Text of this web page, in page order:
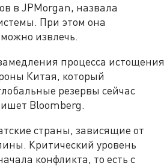
в JPMorgan, назвала
При этом она
извлечь.
процесса истощения
Китая, который
резервы сейчас
Bloomberg.
страны, зависящие от
Критический уровень
конфликта, то есть с